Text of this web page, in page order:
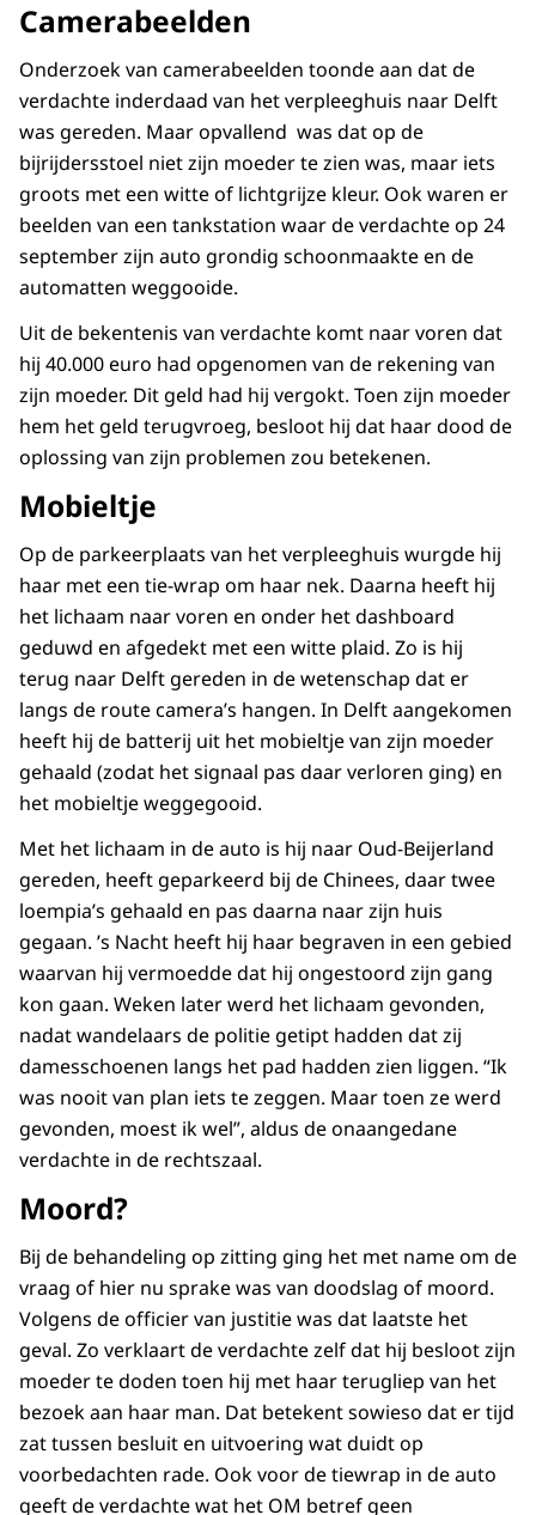
Camerabeelden
Onderzoek van camerabeelden toonde aan dat de
verdachte inderdaad van het verpleeghuis naar Delft
was gereden. Maar opvallend was dat op de
bijrijdersstoel niet zijn moeder te zien was, maar iets
groots met een witte of lichtgrijze kleur. Ook waren er
beelden van een tankstation waar de verdachte op 24
september zijn auto grondig schoonmaakte en de
automatten weggooide.
Uit de bekentenis van verdachte komt naar voren dat
hij 40.000 euro had opgenomen van de rekening van
zijn moeder. Dit geld had hij vergokt. Toen zijn moeder
hem het geld terugvroeg, besloot hij dat haar dood de
oplossing van zijn problemen zou betekenen.
Mobieltje
Op de parkeerplaats van het verpleeghuis wurgde hij
haar met een tie-wrap om haar nek. Daarna heeft hij
het lichaam naar voren en onder het dashboard
geduwd en afgedekt met een witte plaid. Zo is hij
terug naar Delft gereden in de wetenschap dat er
langs de route camera’s hangen. In Delft aangekomen
heeft hij de batterij uit het mobieltje van zijn moeder
gehaald (zodat het signaal pas daar verloren ging) en
het mobieltje weggegooid.
Met het lichaam in de auto is hij naar Oud-Beijerland
gereden, heeft geparkeerd bij de Chinees, daar twee
loempia’s gehaald en pas daarna naar zijn huis
gegaan. ’s Nacht heeft hij haar begraven in een gebied
waarvan hij vermoedde dat hij ongestoord zijn gang
kon gaan. Weken later werd het lichaam gevonden,
nadat wandelaars de politie getipt hadden dat zij
damesschoenen langs het pad hadden zien liggen. “Ik
was nooit van plan iets te zeggen. Maar toen ze werd
gevonden, moest ik wel”, aldus de onaangedane
verdachte in de rechtszaal.
Moord?
Bij de behandeling op zitting ging het met name om de
vraag of hier nu sprake was van doodslag of moord.
Volgens de officier van justitie was dat laatste het
geval. Zo verklaart de verdachte zelf dat hij besloot zijn
moeder te doden toen hij met haar terugliep van het
bezoek aan haar man. Dat betekent sowieso dat er tijd
zat tussen besluit en uitvoering wat duidt op
voorbedachten rade. Ook voor de tiewrap in de auto
geeft de verdachte wat het OM betref geen